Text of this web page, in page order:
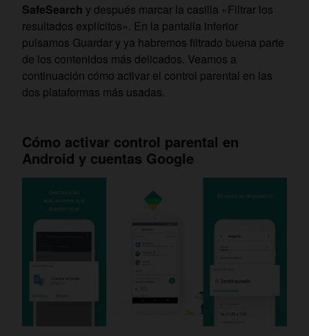
SafeSearch y después marcar la casilla «Filtrar los
resultados explícitos». En la pantalla inferior
pulsamos Guardar y ya habremos filtrado buena parte
de los contenidos más delicados. Veamos a
continuación cómo activar el control parental en las
dos plataformas más usadas.
Cómo activar control parental en
Android y cuentas Google